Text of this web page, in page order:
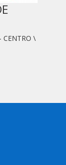
CENTRO \